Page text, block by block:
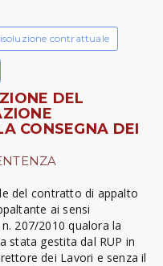
contrattuale
DEL
CONSEGNA DEI
del contratto di appalto
ai sensi
207/2010 qualora la
stata gestita dal RUP in
dei Lavori e senza il